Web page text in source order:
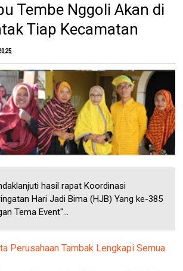
Tembe Nggoli Akan di
Tiap Kecamatan
hasil rapat Koordinasi
Hari Jadi Bima (HJB) Yang ke-385
Tema Event"...
Perusahaan Tambak Lengkapi Semua